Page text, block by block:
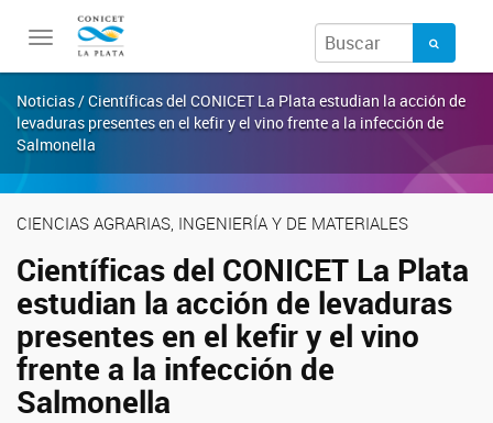
Toggle
navigation
Noticias / Científicas del CONICET La Plata estudian la acción de
levaduras presentes en el kefir y el vino frente a la infección de
Salmonella
CIENCIAS AGRARIAS, INGENIERÍA Y DE MATERIALES
Científicas del CONICET La Plata
estudian la acción de levaduras
presentes en el kefir y el vino
frente a la infección de
Salmonella